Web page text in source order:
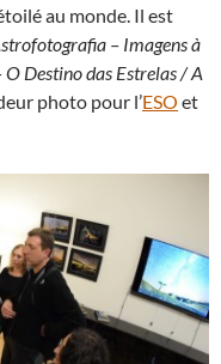
au monde. Il est
– Imagens à
Destino das Estrelas / A
photo pour l’ESO et